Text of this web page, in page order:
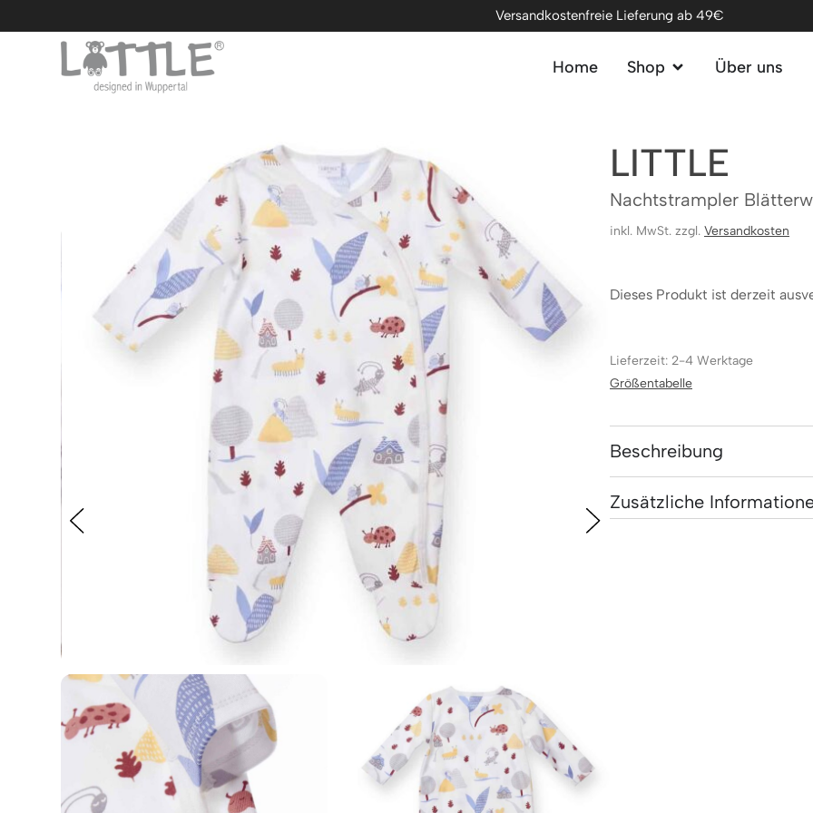
Versandkostenfreie Lieferung ab 49€
Home Shop Über uns
LITTLE
Nachtstrampler
inkl. MwSt. zzgl. Versandkosten
Dieses Produkt ist derzeit
Lieferzeit: 2-4 Werktage
Größentabelle
Beschreibung
Zusätzliche